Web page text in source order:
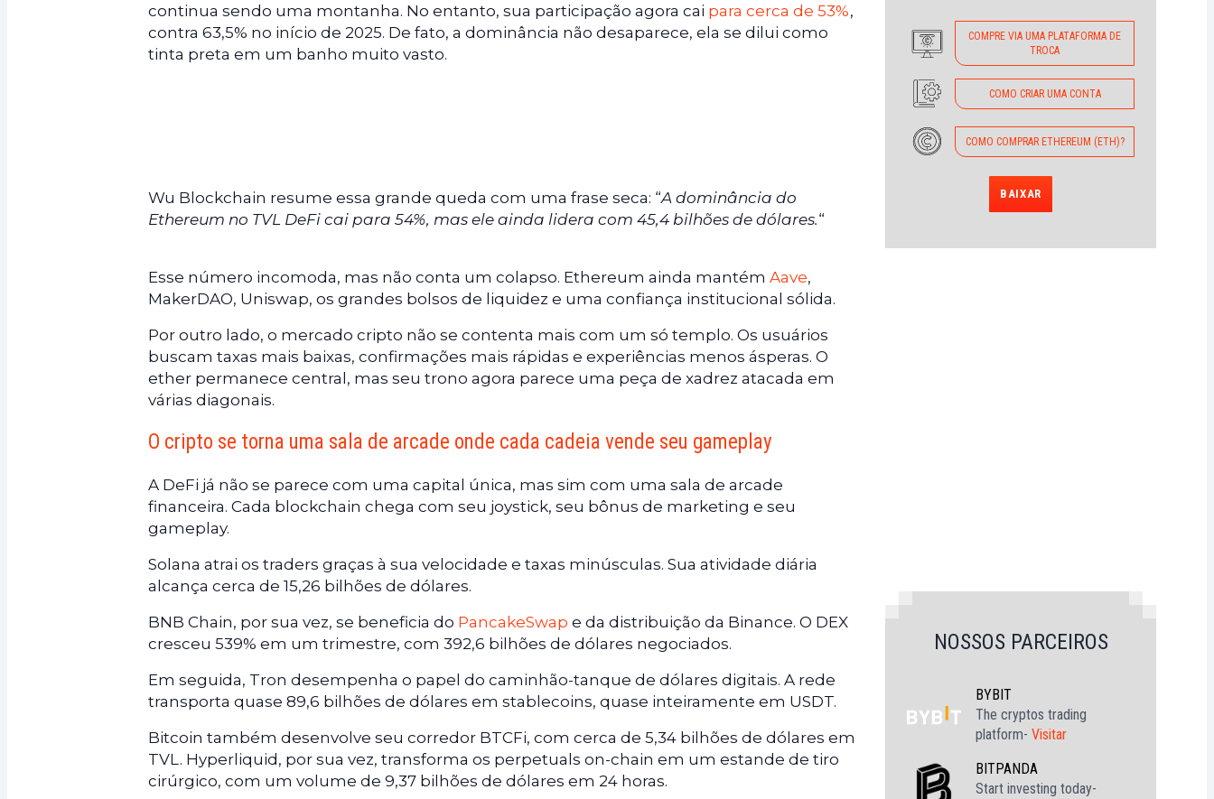
continua sendo uma montanha. No entanto, sua participação agora cai para cerca de 53%,
contra 63,5% no início de 2025. De fato, a dominância não desaparece, ela se dilui como
tinta preta em um banho muito vasto.
Wu Blockchain resume essa grande queda com uma frase seca: “A dominância do
Ethereum no TVL DeFi cai para 54%, mas ele ainda lidera com 45,4 bilhões de dólares.“
Esse número incomoda, mas não conta um colapso. Ethereum ainda mantém Aave,
MakerDAO, Uniswap, os grandes bolsos de liquidez e uma confiança institucional sólida.
Por outro lado, o mercado cripto não se contenta mais com um só templo. Os usuários
buscam taxas mais baixas, confirmações mais rápidas e experiências menos ásperas. O
ether permanece central, mas seu trono agora parece uma peça de xadrez atacada em
várias diagonais.
O cripto se torna uma sala de arcade onde cada cadeia vende seu gameplay
A DeFi já não se parece com uma capital única, mas sim com uma sala de arcade
financeira. Cada blockchain chega com seu joystick, seu bônus de marketing e seu
gameplay.
Solana atrai os traders graças à sua velocidade e taxas minúsculas. Sua atividade diária
alcança cerca de 15,26 bilhões de dólares.
BNB Chain, por sua vez, se beneficia do PancakeSwap e da distribuição da Binance. O DEX
cresceu 539% em um trimestre, com 392,6 bilhões de dólares negociados.
Em seguida, Tron desempenha o papel do caminhão-tanque de dólares digitais. A rede
transporta quase 89,6 bilhões de dólares em stablecoins, quase inteiramente em USDT.
Bitcoin também desenvolve seu corredor BTCFi, com cerca de 5,34 bilhões de dólares em
TVL. Hyperliquid, por sua vez, transforma os perpetuals on-chain em um estande de tiro
cirúrgico, com um volume de 9,37 bilhões de dólares em 24 horas.
COMPRE VIA UMA PLATAFORMA DE
TROCA
COMO CRIAR UMA CONTA
COMO COMPRAR ETHEREUM (ETH)?
BAIXAR
NOSSOS PARCEIROS
BYBIT
The cryptos trading
platform- Visitar
BITPANDA
Start investing today-